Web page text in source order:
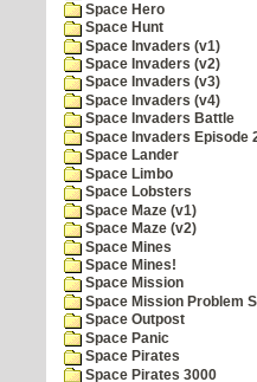
Space Hero
Space Hunt
Space Invaders (v1)
Space Invaders (v2)
Space Invaders (v3)
Space Invaders (v4)
Space Invaders Battle
Space Invaders Episode
Space Lander
Space Limbo
Space Lobsters
Space Maze (v1)
Space Maze (v2)
Space Mines
Space Mines!
Space Mission
Space Mission Problem
Space Outpost
Space Panic
Space Pirates
Space Pirates 3000